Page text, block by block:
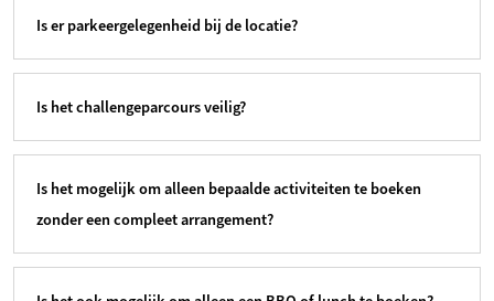
Is er parkeergelegenheid bij de locatie?
Is het challengeparcours veilig?
Is het mogelijk om alleen bepaalde activiteiten te boeken
zonder een compleet arrangement?